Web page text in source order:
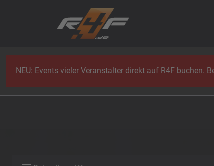
NEU: Events vieler Veranstalter direkt auf R4F buchen.